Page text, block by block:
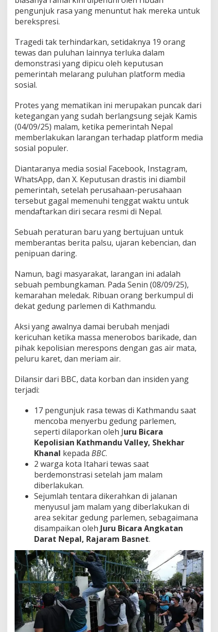
h
a
e
l
u
k
pengunjuk rasa yang menuntut hak mereka untuk
berekspresi.
Tragedi tak terhindarkan, setidaknya 19 orang
tewas dan puluhan lainnya terluka dalam
demonstrasi yang dipicu oleh keputusan
pemerintah melarang puluhan platform media
sosial.
Protes yang mematikan ini merupakan puncak dari
ketegangan yang sudah berlangsung sejak Kamis
(04/09/25) malam, ketika pemerintah Nepal
memberlakukan larangan terhadap platform media
sosial populer.
Diantaranya media sosial Facebook, Instagram,
WhatsApp, dan X. Keputusan drastis ini diambil
pemerintah, setelah perusahaan-perusahaan
tersebut gagal memenuhi tenggat waktu untuk
mendaftarkan diri secara resmi di Nepal.
Sebuah peraturan baru yang bertujuan untuk
memberantas berita palsu, ujaran kebencian, dan
penipuan daring.
Namun, bagi masyarakat, larangan ini adalah
sebuah pembungkaman. Pada Senin (08/09/25),
kemarahan meledak. Ribuan orang berkumpul di
dekat gedung parlemen di Kathmandu.
Aksi yang awalnya damai berubah menjadi
kericuhan ketika massa menerobos barikade, dan
pihak kepolisian merespons dengan gas air mata,
peluru karet, dan meriam air.
Dilansir dari BBC, data korban dan insiden yang
terjadi:
17 pengunjuk rasa tewas di Kathmandu saat
mencoba menyerbu gedung parlemen,
seperti dilaporkan oleh Juru Bicara
Kepolisian Kathmandu Valley, Shekhar
Khanal kepada BBC.
2 warga kota Itahari tewas saat
berdemonstrasi setelah jam malam
diberlakukan.
Sejumlah tentara dikerahkan di jalanan
menyusul jam malam yang diberlakukan di
area sekitar gedung parlemen, sebagaimana
disampaikan oleh Juru Bicara Angkatan
Darat Nepal, Rajaram Basnet.